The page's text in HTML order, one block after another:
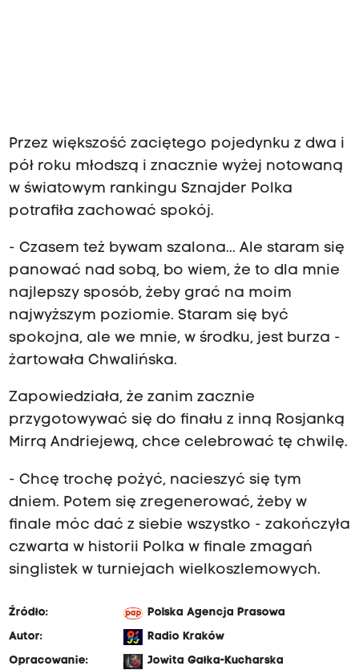
Przez większość zaciętego pojedynku z dwa i
pół roku młodszą i znacznie wyżej notowaną
w światowym rankingu Sznajder Polka
potrafiła zachować spokój.
- Czasem też bywam szalona... Ale staram się
panować nad sobą, bo wiem, że to dla mnie
najlepszy sposób, żeby grać na moim
najwyższym poziomie. Staram się być
spokojna, ale we mnie, w środku, jest burza -
żartowała Chwalińska.
Zapowiedziała, że zanim zacznie
przygotowywać się do finału z inną Rosjanką
Mirrą Andriejewą, chce celebrować tę chwilę.
- Chcę trochę pożyć, nacieszyć się tym
dniem. Potem się zregenerować, żeby w
finale móc dać z siebie wszystko - zakończyła
czwarta w historii Polka w finale zmagań
singlistek w turniejach wielkoszlemowych.
Źródło:
Polska Agencja Prasowa
Autor:
Radio Kraków
Opracowanie:
Jowita Gałka-Kucharska